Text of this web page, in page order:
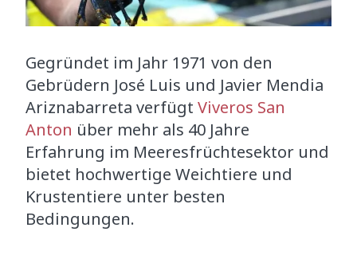
Gegründet im Jahr 1971 von den
Gebrüdern José Luis und Javier Mendia
Ariznabarreta verfügt Viveros San
Anton über mehr als 40 Jahre
Erfahrung im Meeresfrüchtesektor und
bietet hochwertige Weichtiere und
Krustentiere unter besten
Bedingungen.